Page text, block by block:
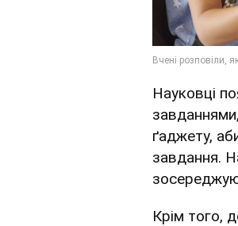
Науковці
ґаджету,
завдання.
Крім того,